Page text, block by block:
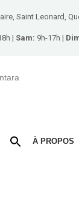
Saint Leonard,
| Sam: 9h-17h |
À PROPOS